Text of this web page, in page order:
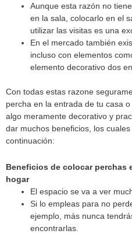
Aunque esta razón no
en la sala, colocarlo en el
utilizar las visitas es una
En el mercado también
incluso con elementos
elemento decorativo dos
Con todas estas razone
percha en la entrada de tu casa
algo meramente decorativo y
dar muchos beneficios, los
continuación:
Beneficios de colocar perchas
hogar
El espacio se va a ver
Si lo empleas para no
ejemplo, más nunca
encontrarlas.